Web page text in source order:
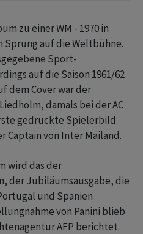
zu einer WM - 1970 in
Sprung auf die Weltbühne.
Sport-
auf die Saison 1961/62
dem Cover war der
damals bei der AC
gedruckte Spielerbild
Captain von Inter Mailand.
wird das der
der Jubiläumsausgabe, die
und Spanien
von Panini blieb
AFP berichtet.